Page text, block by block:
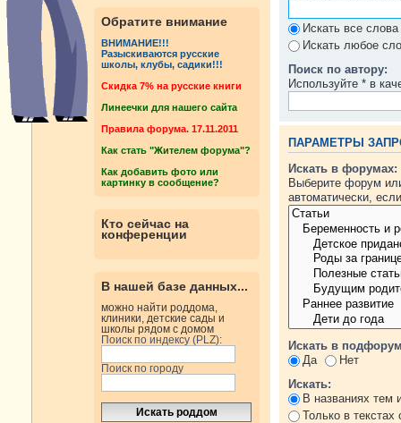
Обратите внимание
ВНИМАНИЕ!!!
Разыскиваются русские
школы, клубы, садики!!!
Cкидка 7% на русские книги
Линеечки для нашего сайта
Правила форума. 17.11.2011
Как стать "Жителем форума"?
Как добавить фото или
картинку в сообщение?
Кто сейчас на
конференции
В нашей базе данных...
можно найти роддома,
клиники, детские сады и
школы рядом с домом
Поиск по индексу (PLZ):
Поиск по городу
Искать все слова
Искать любое
Поиск по автору:
Используйте * в
ПАРАМЕТРЫ
Искать в форумах:
Выберите форум
автоматически,
Искать в
Да
Нет
Искать:
В названиях тем
Только в